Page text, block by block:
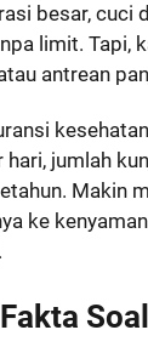
besar, cuci
limit. Tapi,
antrean
hari, jumlah
Makin
ke